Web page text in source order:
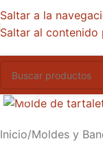
Saltar a la
Saltar al contenido
Inicio/Moldes y